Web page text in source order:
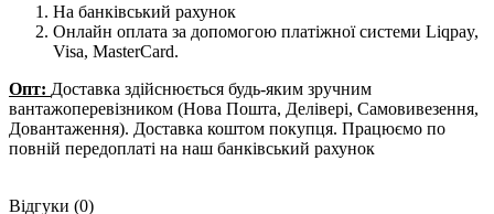
На банківський рахунок
Онлайн оплата за допомогою платіжної системи Liqpay,
Visa, MasterCard.
Опт: Доставка здійснюється будь-яким зручним
вантажоперевізником (Нова Пошта, Делівері, Самовивезення,
Довантаження). Доставка коштом покупця. Працюємо по
повній передоплаті на наш банківський рахунок
Відгуки (0)